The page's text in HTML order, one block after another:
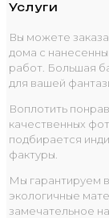
Услуги
Вы можете
дома с
работ. Большая
для вашей
Воплотить
качественных
подбирается
фактуры.
Мы гарантируем
экологичные
замечательное